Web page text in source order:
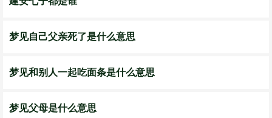
梦见自己父亲死了是什么意思
梦见和别人一起吃面条是什么意思
梦见父母是什么意思